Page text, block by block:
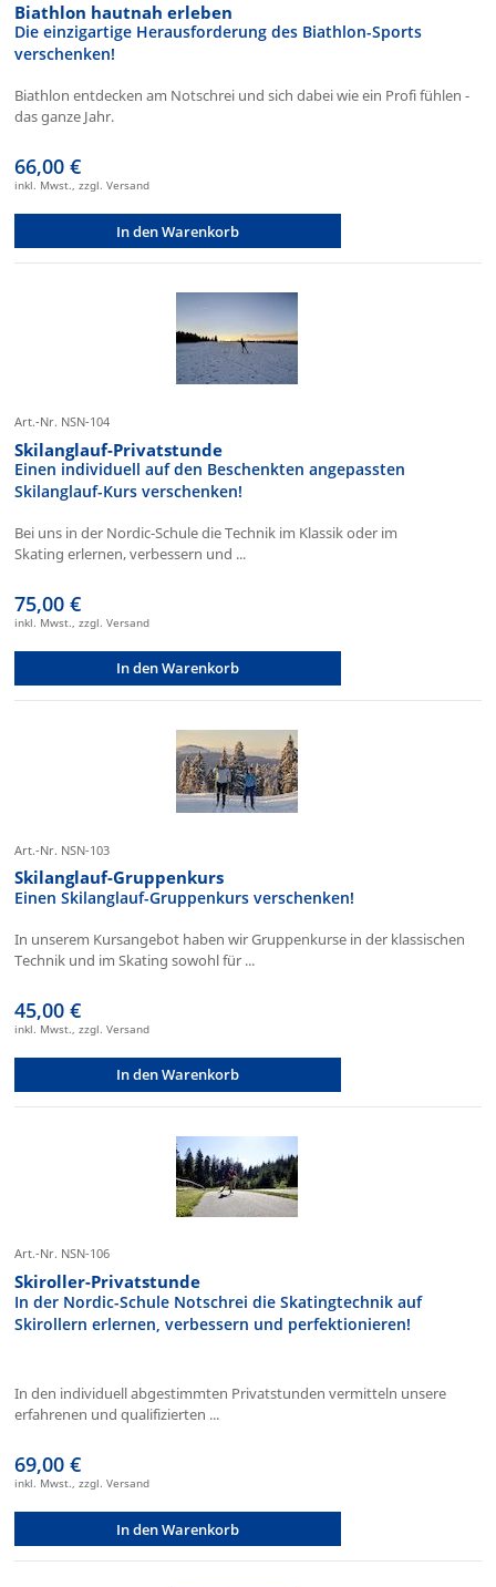
Biathlon hautnah erleben
Die einzigartige Herausforderung des Biathlon-Sports
verschenken!
Biathlon entdecken am Notschrei und sich dabei wie ein Profi fühlen -
das ganze Jahr.
66,00 €
inkl. Mwst., zzgl. Versand
In den Warenkorb
Art.-Nr. NSN-104
Skilanglauf-Privatstunde
Einen individuell auf den Beschenkten angepassten
Skilanglauf-Kurs verschenken!
Bei uns in der Nordic-Schule die Technik im Klassik oder im
Skating erlernen, verbessern und ...
75,00 €
inkl. Mwst., zzgl. Versand
In den Warenkorb
Art.-Nr. NSN-103
Skilanglauf-Gruppenkurs
Einen Skilanglauf-Gruppenkurs verschenken!
In unserem Kursangebot haben wir Gruppenkurse in der klassischen
Technik und im Skating sowohl für ...
45,00 €
inkl. Mwst., zzgl. Versand
In den Warenkorb
Art.-Nr. NSN-106
Skiroller-Privatstunde
In der Nordic-Schule Notschrei die Skatingtechnik auf
Skirollern erlernen, verbessern und perfektionieren!
In den individuell abgestimmten Privatstunden vermitteln unsere
erfahrenen und qualifizierten ...
69,00 €
inkl. Mwst., zzgl. Versand
In den Warenkorb